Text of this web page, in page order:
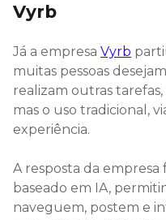
Vyrb
Já a empresa Vyrb
muitas pessoas
realizam outras
mas o uso tradicional,
experiência.
A resposta da empresa
baseado em IA,
naveguem, postem e